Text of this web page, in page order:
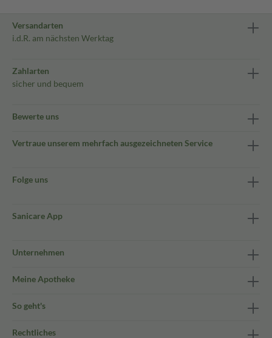
Versandarten
i.d.R. am nächsten Werktag
Zahlarten
sicher und bequem
Bewerte uns
Vertraue unserem mehrfach ausgezeichneten Service
Folge uns
Sanicare App
Unternehmen
Meine Apotheke
So geht's
Rechtliches